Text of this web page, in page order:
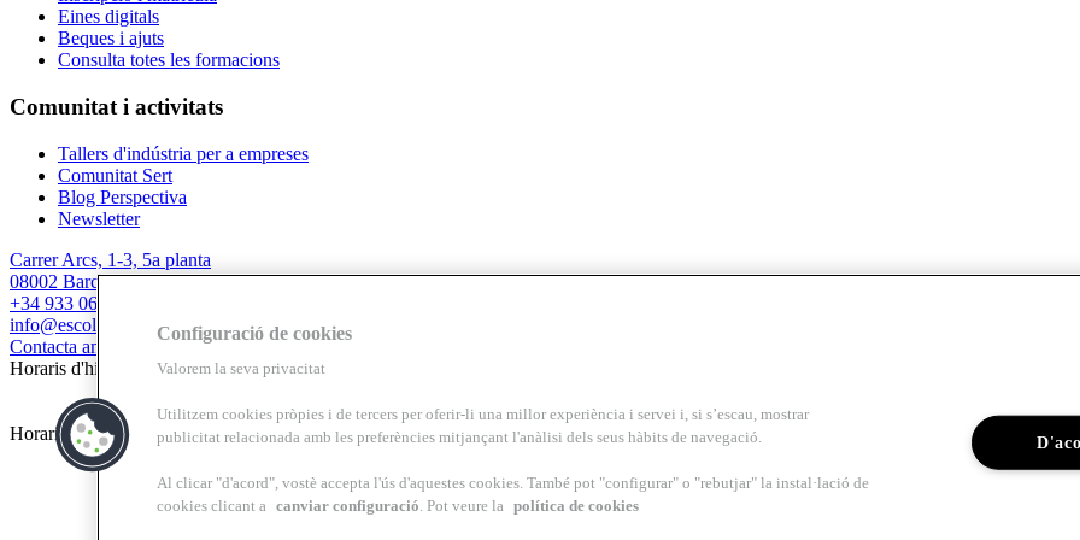
Eines digitals
Beques i ajuts
Consulta totes les formacions
Comunitat i activitats
Tallers d'indústria per a empreses
Comunitat Sert
Blog Perspectiva
Newsletter
Carrer Arcs, 1-3, 5a planta
08002 Barcelona
+34 933 067 844
info@escolasert.com
Contacta amb nosaltres
Horaris d'hivern: DLL a DJ de 8.30 a 16.30 h / DV de 8.30 a 14 h.
Horaris d’estiu (24/6 al 11/9) DLL a DV de 8.30 a 14 h.
Configuració de cookies
Valorem la seva privacitat
Utilitzem cookies pròpies i de tercers per oferir-li una millor experiència i servei i, si s’escau, mostrar
publicitat relacionada amb les preferències mitjançant l'anàlisi dels seus hàbits de navegació.
Al clicar "d'acord", vostè accepta l'ús d'aquestes cookies. També pot "configurar" o "rebutjar" la instal·lació de
cookies clicant a canviar configuració. Pot veure la política de cookies